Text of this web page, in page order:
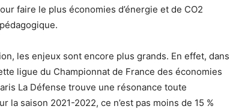
faire le plus économies d’énergie et de CO2
les enjeux sont encore plus grands. En effet, dans
ligue du Championnat de France des économies
La Défense trouve une résonance toute
la saison 2021-2022, ce n’est pas moins de 15 %